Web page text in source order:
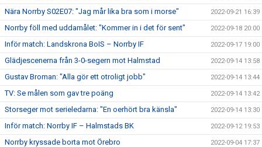
Nära Norrby S02E07: "Jag mår lika bra som i morse" 2022-09-21 16:39
Norrby föll med uddamålet: "Kommer in i det för sent" 2022-09-18 20:00
Inför match: Landskrona BoIS – Norrby IF 2022-09-17 19:00
Glädjescenerna från 3-0-segern mot Halmstad 2022-09-14 13:58
Gustav Broman: "Alla gör ett otroligt jobb" 2022-09-14 13:44
TV: Se målen som gav tre poäng 2022-09-14 13:42
Storseger mot serieledarna: "En oerhört bra känsla" 2022-09-14 13:30
Inför match: Norrby IF – Halmstads BK 2022-09-12 19:53
Norrby kryssade borta mot Örebro 2022-09-04 17:37